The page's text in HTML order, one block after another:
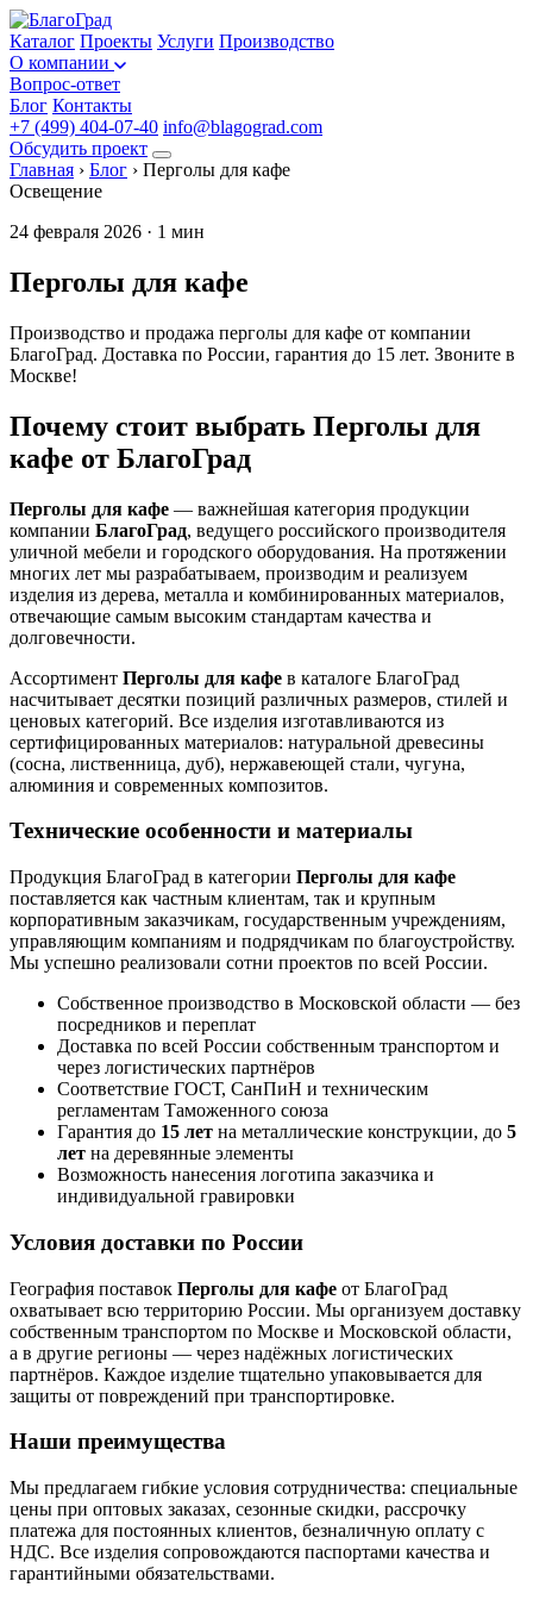
Каталог Проекты Услуги Производство
О компании
Вопрос-ответ
Блог Контакты
+7 (499) 404-07-40 info@blagograd.com
Обсудить проект
Главная › Блог › Перголы для кафе
Освещение
24 февраля 2026 · 1 мин
Перголы для кафе
Производство и продажа перголы для кафе от компании
БлагоГрад. Доставка по России, гарантия до 15 лет. Звоните в
Москве!
Почему стоит выбрать Перголы для
кафе от БлагоГрад
Перголы для кафе — важнейшая категория продукции
компании БлагоГрад, ведущего российского производителя
уличной мебели и городского оборудования. На протяжении
многих лет мы разрабатываем, производим и реализуем
изделия из дерева, металла и комбинированных материалов,
отвечающие самым высоким стандартам качества и
долговечности.
Ассортимент Перголы для кафе в каталоге БлагоГрад
насчитывает десятки позиций различных размеров, стилей и
ценовых категорий. Все изделия изготавливаются из
сертифицированных материалов: натуральной древесины
(сосна, лиственница, дуб), нержавеющей стали, чугуна,
алюминия и современных композитов.
Технические особенности и материалы
Продукция БлагоГрад в категории Перголы для кафе
поставляется как частным клиентам, так и крупным
корпоративным заказчикам, государственным учреждениям,
управляющим компаниям и подрядчикам по благоустройству.
Мы успешно реализовали сотни проектов по всей России.
Собственное производство в Московской области — без
посредников и переплат
Доставка по всей России собственным транспортом и
через логистических партнёров
Соответствие ГОСТ, СанПиН и техническим
регламентам Таможенного союза
Гарантия до 15 лет на металлические конструкции, до 5
лет на деревянные элементы
Возможность нанесения логотипа заказчика и
индивидуальной гравировки
Условия доставки по России
География поставок Перголы для кафе от БлагоГрад
охватывает всю территорию России. Мы организуем доставку
собственным транспортом по Москве и Московской области,
а в другие регионы — через надёжных логистических
партнёров. Каждое изделие тщательно упаковывается для
защиты от повреждений при транспортировке.
Наши преимущества
Мы предлагаем гибкие условия сотрудничества: специальные
цены при оптовых заказах, сезонные скидки, рассрочку
платежа для постоянных клиентов, безналичную оплату с
НДС. Все изделия сопровождаются паспортами качества и
гарантийными обязательствами.